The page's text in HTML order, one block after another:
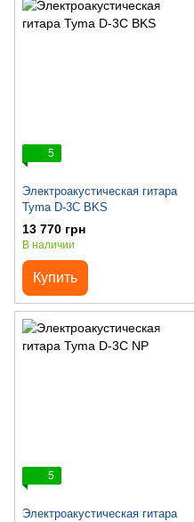
5
Электроакустическая гитара
Tyma D-3C BKS
13 770 грн
В наличии
Купить
5
Электроакустическая гитара